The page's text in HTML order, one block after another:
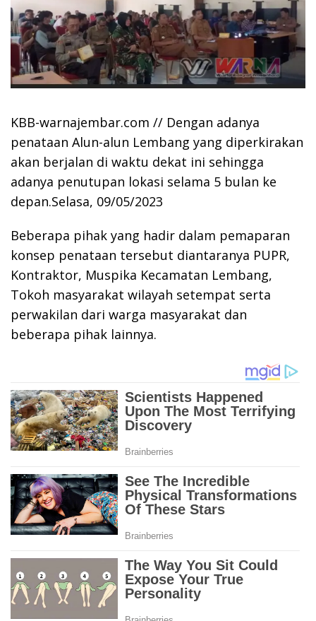
KBB-warnajembar.com // Dengan adanya
penataan Alun-alun Lembang yang diperkirakan
akan berjalan di waktu dekat ini sehingga
adanya penutupan lokasi selama 5 bulan ke
depan.Selasa, 09/05/2023
Beberapa pihak yang hadir dalam pemaparan
konsep penataan tersebut diantaranya PUPR,
Kontraktor, Muspika Kecamatan Lembang,
Tokoh masyarakat wilayah setempat serta
perwakilan dari warga masyarakat dan
beberapa pihak lainnya.